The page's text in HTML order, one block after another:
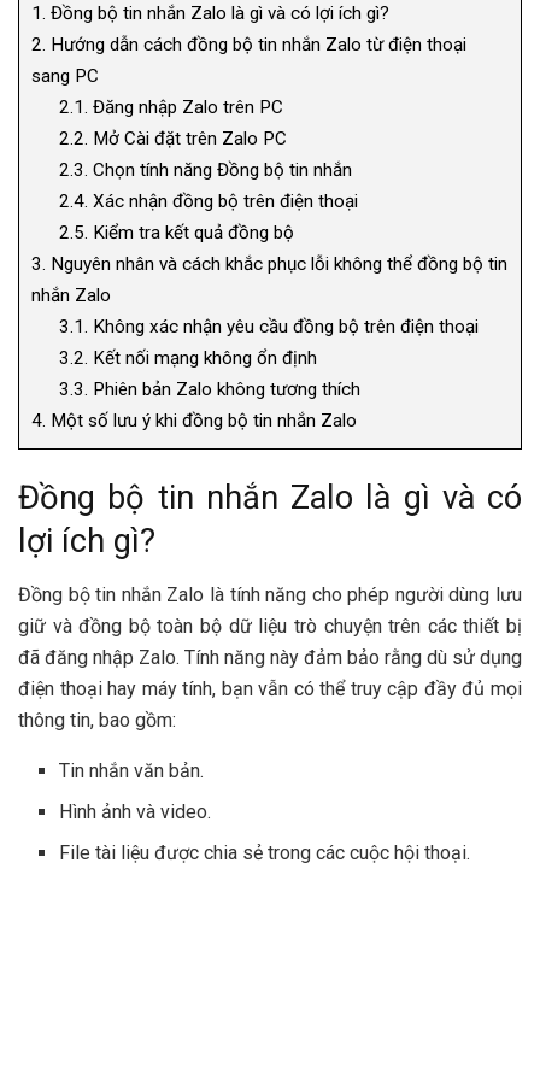
1. Đồng bộ tin nhắn Zalo là gì và có lợi ích gì?
2. Hướng dẫn cách đồng bộ tin nhắn Zalo từ điện thoại
sang PC
2.1. Đăng nhập Zalo trên PC
2.2. Mở Cài đặt trên Zalo PC
2.3. Chọn tính năng Đồng bộ tin nhắn
2.4. Xác nhận đồng bộ trên điện thoại
2.5. Kiểm tra kết quả đồng bộ
3. Nguyên nhân và cách khắc phục lỗi không thể đồng bộ tin
nhắn Zalo
3.1. Không xác nhận yêu cầu đồng bộ trên điện thoại
3.2. Kết nối mạng không ổn định
3.3. Phiên bản Zalo không tương thích
4. Một số lưu ý khi đồng bộ tin nhắn Zalo
Đồng bộ tin nhắn Zalo là gì và có
lợi ích gì?
Đồng bộ tin nhắn Zalo là tính năng cho phép người dùng lưu
giữ và đồng bộ toàn bộ dữ liệu trò chuyện trên các thiết bị
đã đăng nhập Zalo. Tính năng này đảm bảo rằng dù sử dụng
điện thoại hay máy tính, bạn vẫn có thể truy cập đầy đủ mọi
thông tin, bao gồm:
Tin nhắn văn bản.
Hình ảnh và video.
File tài liệu được chia sẻ trong các cuộc hội thoại.